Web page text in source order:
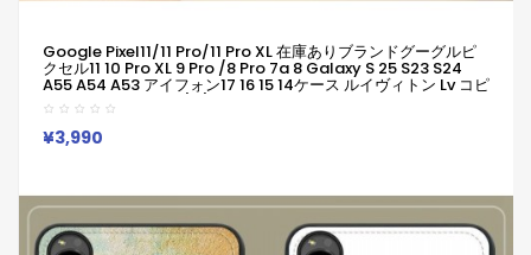
Google Pixel11/11 Pro/11 Pro XL 在庫ありブランドグーグルピ
クセル11 10 Pro XL 9 Pro /8 Pro 7a 8 Galaxy S 25 S23 S24
A55 A54 A53 アイフォン17 16 15 14ケース ルイヴィトン Lv コピ
ーPixel 10 9 8 Pro 6/7/6a Xperia 1v 10viケース ルイヴィトン
Lv Google Pixel 6 7 8 8 Pro 9aケース男女兼用
¥3,990